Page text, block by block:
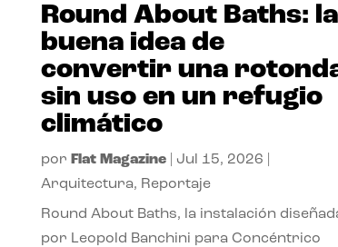
Round About Baths: la
buena idea de
convertir una
sin uso en un refugio
climático
por Flat Magazine| Jul 15, 2026
Arquitectura, Reportaje
Round About Baths, la instalación
por Leopold Banchini para Concéntrico